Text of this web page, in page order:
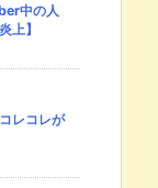
中の人
上】
レコレが